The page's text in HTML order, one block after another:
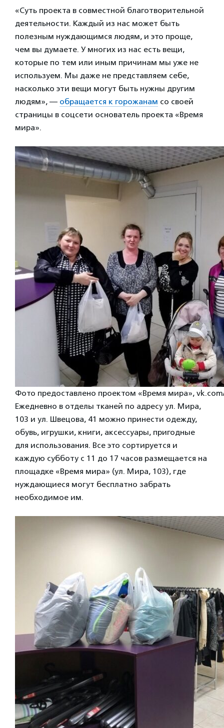
«Суть проекта в совместной благотворительной
деятельности. Каждый из нас может быть
полезным нуждающимся людям, и это проще,
чем вы думаете. У многих из нас есть вещи,
которые по тем или иным причинам мы уже не
используем. Мы даже не представляем себе,
насколько эти вещи могут быть нужны другим
людям», — обращается к горожанам со своей
страницы в соцсети основатель проекта «Время
мира».
Фото предоставлено проектом «Время мира»,
Ежедневно в отделы тканей по адресу ул. Мира,
103 и ул. Швецова, 41 можно принести одежду,
обувь, игрушки, книги, аксессуары, пригодные
для использования. Все это сортируется и
каждую субботу с 11 до 17 часов размещается на
площадке «Время мира» (ул. Мира, 103), где
нуждающиеся могут бесплатно забрать
необходимое им.